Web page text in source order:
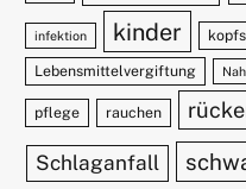
infektion kinder
Lebensmittelvergiftung
pflege rauchen
Schlaganfall